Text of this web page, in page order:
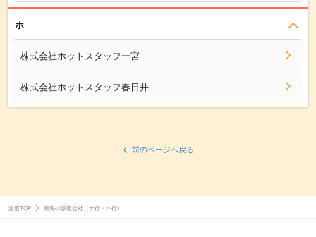
ホ
株式会社ホットスタッフ一宮
株式会社ホットスタッフ春日井
前のページへ戻る
派遣TOP 東海の派遣会社（ナ行・ハ行）